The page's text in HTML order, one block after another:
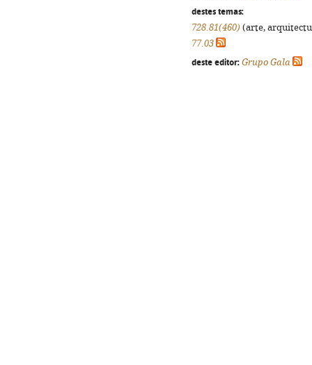
destes temas:
728.81(460) (arte,
77.03
deste editor: Grupo Gala